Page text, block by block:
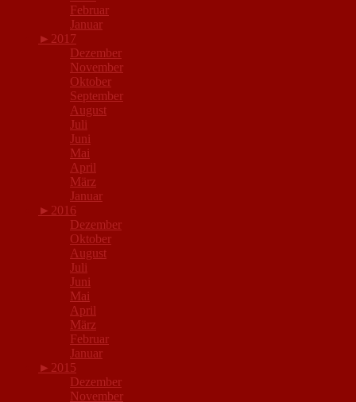
Februar
Januar
► 2017
Dezember
November
Oktober
September
August
Juli
Juni
Mai
April
März
Januar
► 2016
Dezember
Oktober
August
Juli
Juni
Mai
April
März
Februar
Januar
► 2015
Dezember
November